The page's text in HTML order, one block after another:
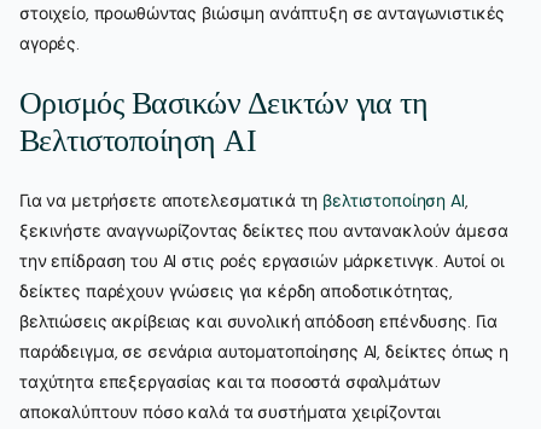
στοιχείο, προωθώντας βιώσιμη ανάπτυξη σε ανταγωνιστικές
αγορές.
Ορισμός Βασικών Δεικτών για τη
Βελτιστοποίηση AI
Για να μετρήσετε αποτελεσματικά τη βελτιστοποίηση AI,
ξεκινήστε αναγνωρίζοντας δείκτες που αντανακλούν άμεσα
την επίδραση του AI στις ροές εργασιών μάρκετινγκ. Αυτοί οι
δείκτες παρέχουν γνώσεις για κέρδη αποδοτικότητας,
βελτιώσεις ακρίβειας και συνολική απόδοση επένδυσης. Για
παράδειγμα, σε σενάρια αυτοματοποίησης AI, δείκτες όπως η
ταχύτητα επεξεργασίας και τα ποσοστά σφαλμάτων
αποκαλύπτουν πόσο καλά τα συστήματα χειρίζονται